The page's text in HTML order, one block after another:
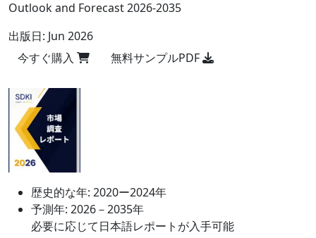
Outlook and Forecast 2026-2035
出版日: Jun 2026
今すぐ購入
無料サンプルPDF
歴史的な年: 2020ー2024年
予測年: 2026－2035年
必要に応じて日本語レポートが入手可能